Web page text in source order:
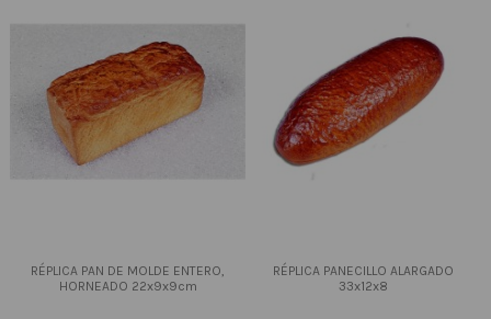
RÉPLICA PAN DE MOLDE ENTERO,
HORNEADO 22x9x9cm
RÉPLICA PANECILLO ALARGADO
33x12x8